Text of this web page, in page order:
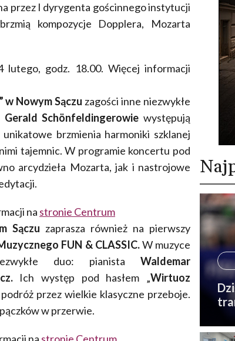
przez I dyrygenta gościnnego instytucji
kompozycje Dopplera, Mozarta
godz. 18.00. Więcej informacji
Nowym Sączu zagości inne niezwykłe
Gerald Schönfeldingerowie występują
brzmienia harmoniki szklanej
tajemnic. W programie koncertu pod
arcydzieła Mozarta, jak i nastrojowe
na stronie Centrum
Sączu zaprasza również na pierwszy
FUN & CLASSIC.W muzyce
duo: pianista Waldemar
Ich występ pod hasłem „Wirtuoz
przez wielkie klasyczne przeboje.
w przerwie.